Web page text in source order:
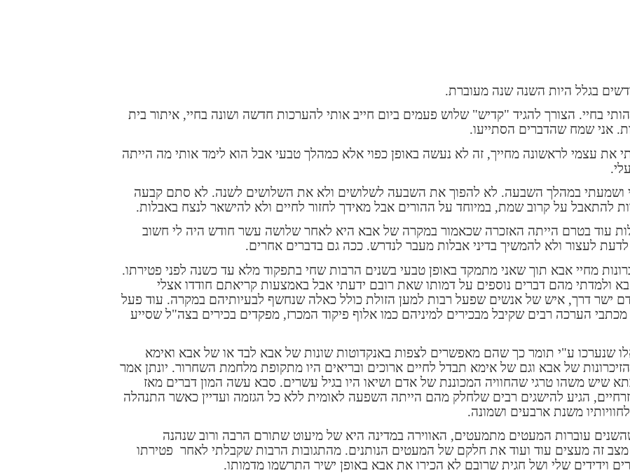
בגלל היות השנה שנה מעוברת.
בחיי. הצורך להגיד "קדיש" שלוש פעמים ביום חייב אותי להערכות חדשה ושונה בחיי, איתור בית
אני שמח שהדברים הסתייעו.
את עצמי לראשונה מחייך, זה לא נעשה באופן כפוי אלא כמהלך טבעי אבל הוא לימד אותי מה הייתה
ושמעתי במהלך השבעה. לא להפוך את השבעה לשלושים ולא את השלושים לשנה. לא סתם קבעה
להתאבל על קרוב שמת, במיוחד על ההורים אבל מאידך לחזור לחיים ולא להישאר לנצח באבלות.
עוד בטרם הייתה האזכרה שכאמור במקרה של אבא היא לאחר שלושה עשר חודש היה לי חשוב
לעצור ולא להמשיך בדיני אבלות מעבר לנדרש. ככה גם בדברים אחרים.
מחיי אבא תוך שאני מתמקד באופן טבעי בשנים הרבות שחי בתפקוד מלא עד כשנה לפני פטירתו.
ולמדתי מהם דברים נוספים על דמותו שאת רובם ידעתי אבל באמצעות קריאתם חודדו אצלי
ישר דרך, איש של אנשים שפעל רבות למען הזולת כולל כאלה שנחשף לבעיותיהם במקרה. עוד פעל
מכתבי הערכה רבים שקיבל מבכירים למיניהם כמו אלוף פיקוד המכרז, מפקדים בכירים בצה"ל שסייע
אלו שנערכו ע"י תומר כך שהם מאפשרים לצפות באנקדוטות שונות של אבא לבד או של אבא ואימא
של אבא וגם של אימא תבדל לחיים ארוכים ובריאים היו מתקופת מלחמת השחרור. יונתן אמר
שיש משהו טרגי שהחוויה המכוננת של אדם ושיאו היו בגיל עשרים. סבא עשה המון דברים מאז
הגיע להישגים רבים שלחלק מהם הייתה השפעה לאומית ללא כל הגזמה ועדיין כאשר התנהלה
משנת ארבעים ושמונה.
עוברות המעטים מתמעטים, האווירה במדינה היא של מיעוט שתורם הרבה ורוב שנהנה
זה מעצים עוד ועוד את חלקם של המעטים הנותנים. מהתגובות הרבות שקבלתי לאחר פטירתו
וידידים שלי ושל חגית שרובם לא הכירו את אבא באופן ישיר התרשמו מדמותו.